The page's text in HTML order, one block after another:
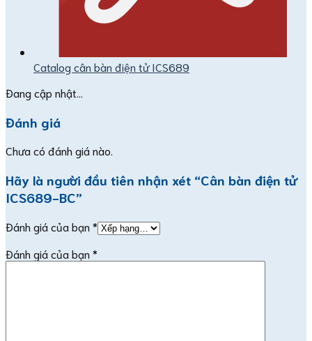
Catalog cân bàn điện tử ICS689
Đang cập nhật...
Đánh giá
Chưa có đánh giá nào.
Hãy là người đầu tiên nhận xét “Cân bàn điện tử
ICS689-BC”
Đánh giá của bạn *
Đánh giá của bạn *